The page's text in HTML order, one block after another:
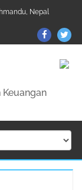
Nepal